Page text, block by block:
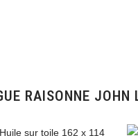
RAISONNE JOHN
Huile sur toile 162 x 114